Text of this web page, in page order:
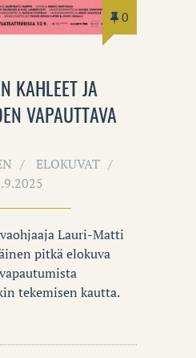
0
KAHLEET JA
VAPAUTTAVA
ELOKUVAT
Lauri-Matti
pitkä elokuva
tekemisen kautta.